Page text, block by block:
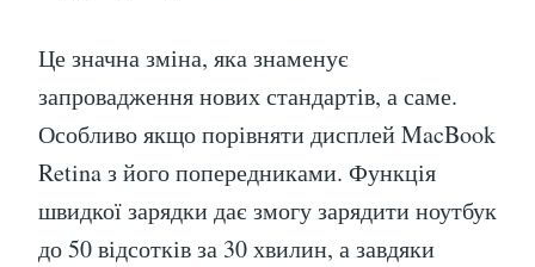
Це значна зміна, яка знаменує
запровадження нових стандартів, а саме.
Особливо якщо порівняти дисплей MacBook
Retina з його попередниками. Функція
швидкої зарядки дає змогу зарядити ноутбук
до 50 відсотків за 30 хвилин, а завдяки